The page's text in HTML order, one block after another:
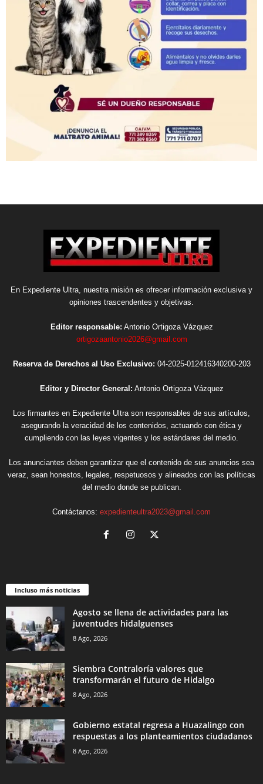
En Expediente Ultra, nuestra misión es ofrecer información exclusiva y
opiniones trascendentes y objetivas.
Editor responsable: Antonio Ortigoza Vázquez
ortigozaantonio2026@gmail.com
Reserva de Derechos al Uso Exclusivo: 04-2025-012416340200-203
Editor y Director General: Antonio Ortigoza Vázquez
Los firmantes en Expediente Ultra son responsables de sus artículos,
asegurando la veracidad de los contenidos, actuando con ética y
cumpliendo con las leyes vigentes y los estándares del medio.
Los anunciantes deben garantizar que el contenido de sus anuncios sea
veraz, sean honestos, legales, respetuosos y alineados con las políticas
del medio donde se publican.
Contáctanos: expedienteultra2023@gmail.com
Incluso más noticias
Agosto se llena de actividades para las
juventudes hidalguenses
8 Ago, 2026
Siembra Contraloría valores que
transformarán el futuro de Hidalgo
8 Ago, 2026
Gobierno estatal regresa a Huazalingo con
respuestas a los planteamientos ciudadanos
8 Ago, 2026